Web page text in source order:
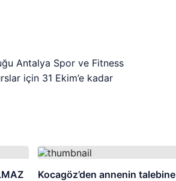
Antalya Spor ve Fitness
için 31 Ekim’e kadar
Kocagöz’den annenin talebine